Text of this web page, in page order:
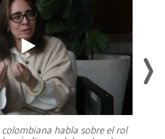
habla sobre el rol